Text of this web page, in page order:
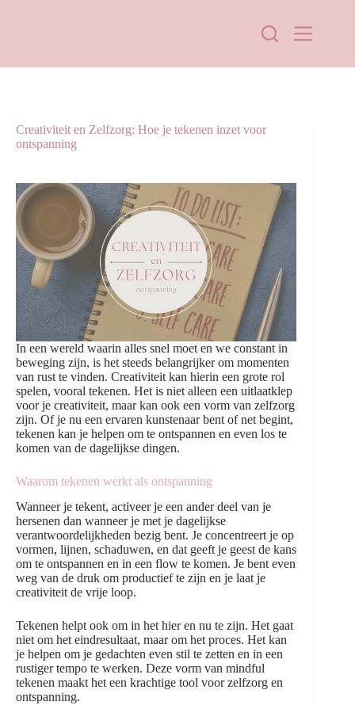
Creativiteit en Zelfzorg: Hoe je tekenen inzet voor
ontspanning
In een wereld waarin alles snel moet en we constant in
beweging zijn, is het steeds belangrijker om momenten
van rust te vinden. Creativiteit kan hierin een grote rol
spelen, vooral tekenen. Het is niet alleen een uitlaatklep
voor je creativiteit, maar kan ook een vorm van zelfzorg
zijn. Of je nu een ervaren kunstenaar bent of net begint,
tekenen kan je helpen om te ontspannen en even los te
komen van de dagelijkse dingen.
Waarom tekenen werkt als ontspanning
Wanneer je tekent, activeer je een ander deel van je
hersenen dan wanneer je met je dagelijkse
verantwoordelijkheden bezig bent. Je concentreert je op
vormen, lijnen, schaduwen, en dat geeft je geest de kans
om te ontspannen en in een flow te komen. Je bent even
weg van de druk om productief te zijn en je laat je
creativiteit de vrije loop.
Tekenen helpt ook om in het hier en nu te zijn. Het gaat
niet om het eindresultaat, maar om het proces. Het kan
je helpen om je gedachten even stil te zetten en in een
rustiger tempo te werken. Deze vorm van mindful
tekenen maakt het een krachtige tool voor zelfzorg en
ontspanning.